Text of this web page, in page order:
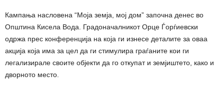
Кампања насловена “Моја земја, мој дом” започна денес во
Општина Кисела Вода. Градоначалникот Орце Ѓорѓиевски
одржа прес конференција на која ги изнесе деталите за оваа
акција која има за цел да ги стимулира граѓаните кои ги
легализирале своите објекти да го откупат и земјиштето, како и
дворното место.